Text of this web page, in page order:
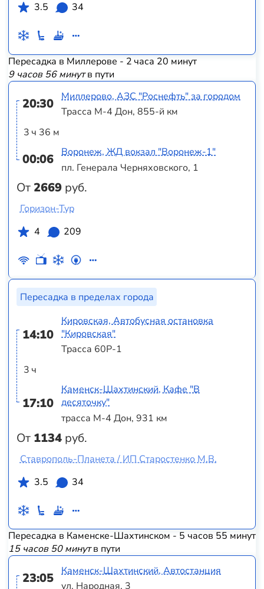
3.5
34
Пересадка в Миллерове - 2 часа 20 минут
9 часов 56 минутв пути
20:30
3 ч 36 м
00:06
От2669 руб.
Миллерово, АЗС "Роснефть" за городом
Трасса М-4 Дон, 855-й км
Воронеж, ЖД вокзал "Воронеж-1"
пл. Генерала Черняховского, 1
Горизон-Тур
4
209
Пересадка в пределах города
14:10
3 ч
17:10
От 1134 руб.
Кировская, Автобусная остановка
"Кировская"
Трасса 60Р-1
Каменск-Шахтинский, Кафе "В
десяточку"
трасса М-4 Дон, 931 км
Ставрополь-Планета / ИП Старостенко М.В.
3.5
34
Пересадка в Каменске-Шахтинском - 5 часов 55 минут
15 часов 50 минутв пути
23:05
Каменск-Шахтинский, Автостанция
ул. Народная, 3